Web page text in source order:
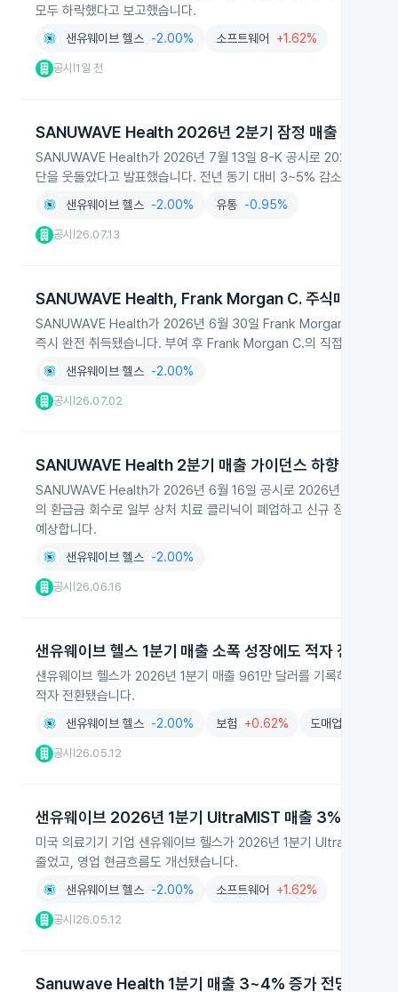
모두 하락했다고 보고했습니다.
샌유웨이브 헬스 -2.00% 소프트웨어 +1.62%
공시 |1일 전
SANUWAVE Health 2026년 2분기 잠정 매출 발표
SANUWAVE Health가 2026년 7월 13일 8-K 공시로 2026회계연
단을 웃돌았다고 발표했습니다. 전년 동기 대비 3~5% 감소했으나
샌유웨이브 헬스 -2.00% 유통 -0.95%
공시 26.07.13
SANUWAVE Health, Frank Morgan C. 주식매수선택
SANUWAVE Health가 2026년 6월 30일 Frank Morgan C. 이사
즉시 완전 취득됐습니다. 부여 후 Frank Morgan C.의 직접 보유 옵
샌유웨이브 헬스 -2.00%
공시 26.07.02
SANUWAVE Health 2분기 매출 가이던스 하향
SANUWAVE Health가 2026년 6월 16일 공시로 2026년 2분기 매
의 환급금 회수로 일부 상처 치료 클리닉이 폐업하고 신규 장비 수요
예상합니다.
샌유웨이브 헬스 -2.00%
공시 26.06.16
샌유웨이브 헬스 1분기 매출 소폭 성장에도 적자 전환
샌유웨이브 헬스가 2026년 1분기 매출 961만 달러를 기록하며
적자 전환됐습니다.
샌유웨이브 헬스 -2.00% 보험 +0.62% 도매업
공시 26.05.12
샌유웨이브 2026년 1분기 UltraMIST 매출 3% 상승
미국 의료기기 기업 샌유웨이브 헬스가 2026년 1분기 UltraMIST
줄었고, 영업 현금흐름도 개선됐습니다.
샌유웨이브 헬스 -2.00% 소프트웨어 +1.62%
공시 26.05.12
Sanuwave Health 1분기 매출 3~4% 증가 전망